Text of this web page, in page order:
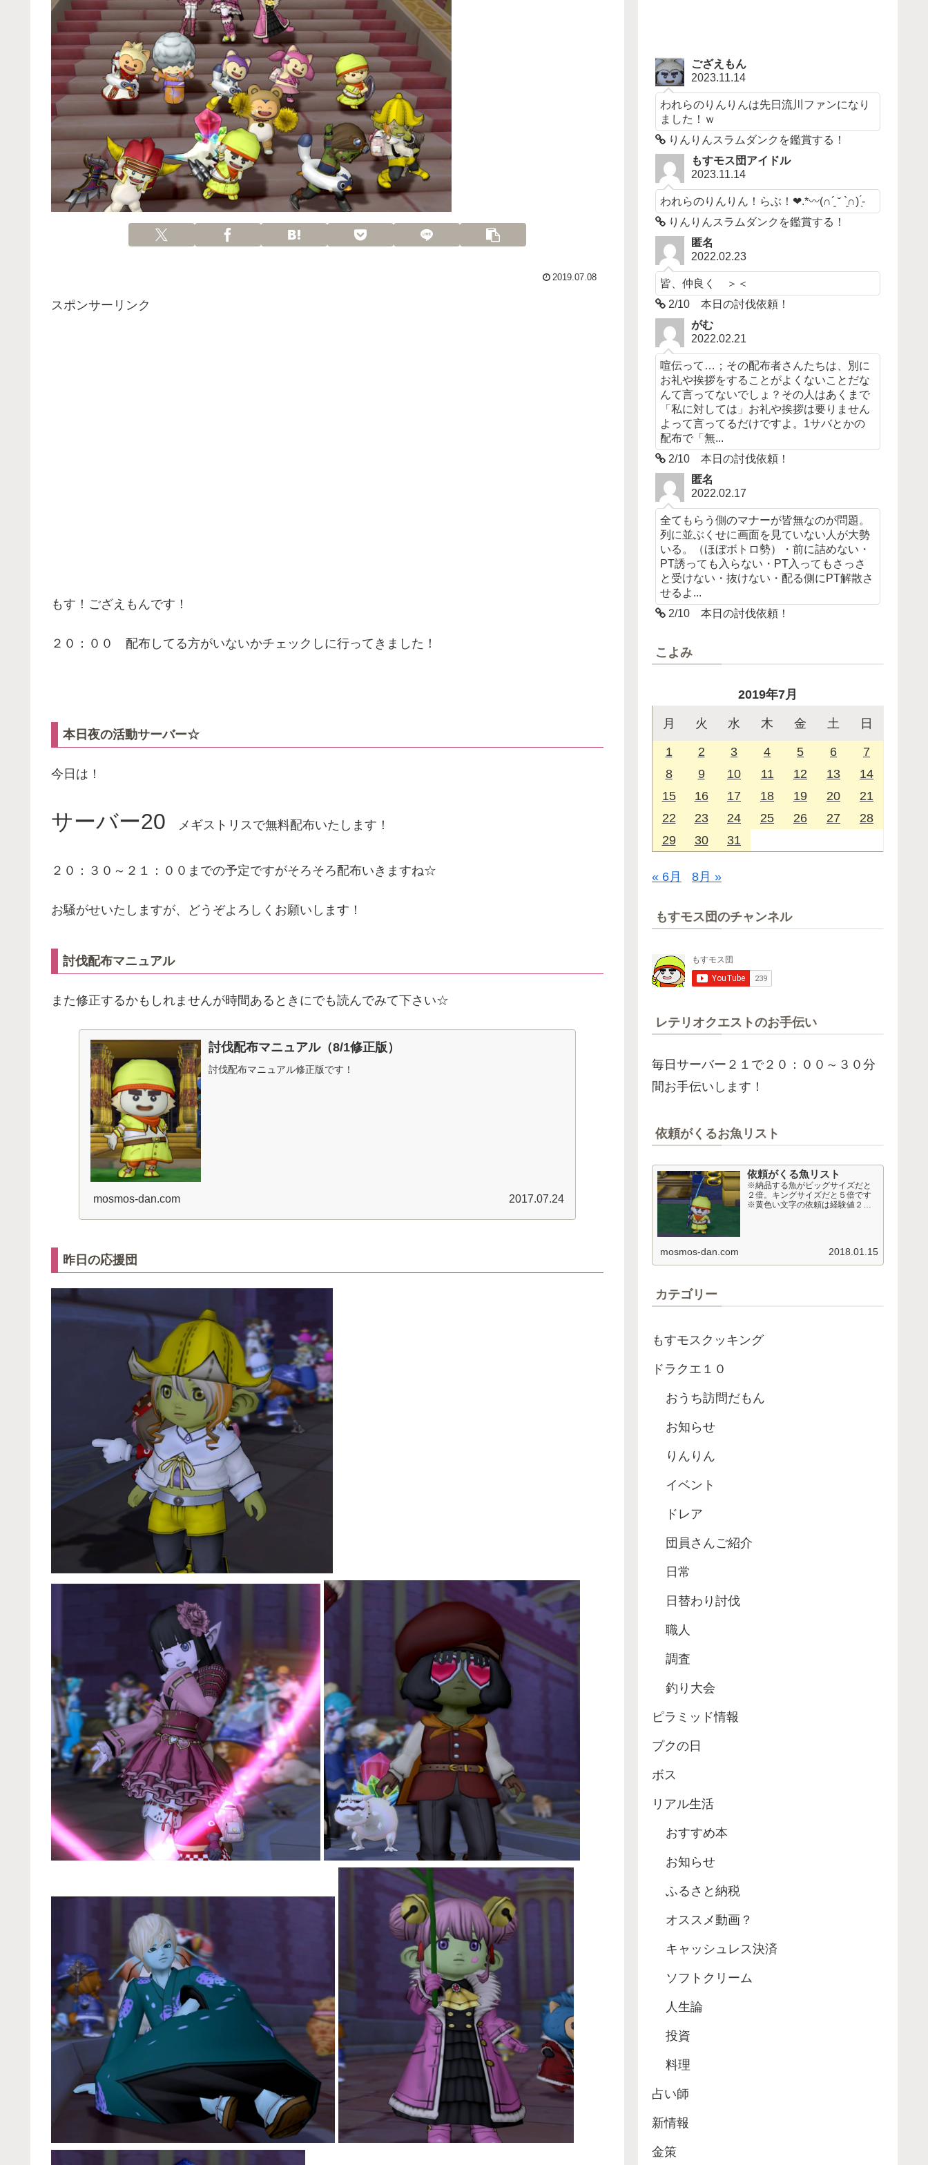
2019.07.08
スポンサーリンク
もす！ござえもんです！
２０：００ 配布してる方がいないかチェックしに行ってきました！
本日夜の活動サーバー☆
今日は！
サーバー20 メギストリスで無料配布いたします！
２０：３０～２１：００までの予定ですがそろそろ配布いきますね☆
お騒がせいたしますが、どうぞよろしくお願いします！
討伐配布マニュアル
また修正するかもしれませんが時間あるときにでも読んでみて下さい☆
討伐配布マニュアル（8/1修正版）
討伐配布マニュアル修正版です！
mosmos-dan.com 2017.07.24
昨日の応援団
ござえもん
2023.11.14
われらのりんりんは先日流川ファンになり
ました！ｗ
りんりんスラムダンクを鑑賞する！
もすモス団アイドル
2023.11.14
われらのりんりん！らぶ！❤︎.*〰︎︎‪(∩´͈ ˘ `͈∩)︎ ̖́-‬
りんりんスラムダンクを鑑賞する！
匿名
2022.02.23
皆、仲良く ＞＜
2/10 本日の討伐依頼！
がむ
2022.02.21
喧伝って…；その配布者さんたちは、別に
お礼や挨拶をすることがよくないことだな
んて言ってないでしょ？その人はあくまで
「私に対しては」お礼や挨拶は要りません
よって言ってるだけですよ。1サバとかの
配布で「無...
2/10 本日の討伐依頼！
匿名
2022.02.17
全てもらう側のマナーが皆無なのが問題。
列に並ぶくせに画面を見ていない人が大勢
いる。（ほぼボトロ勢）・前に詰めない・
PT誘っても入らない・PT入ってもさっさ
と受けない・抜けない・配る側にPT解散さ
せるよ...
2/10 本日の討伐依頼！
こよみ
2019年7月
月 火 水 木 金 土 日
1 2 3 4 5 6
7
8
9 10 11 12 13
14
15
16 17 18 19 20
21
22
23 24 25 26 27
28
29
30 31
« 6月 8月 »
もすモス団のチャンネル
レテリオクエストのお手伝い
毎日サーバー２１で２０：００～３０分
間お手伝いします！
依頼がくるお魚リスト
依頼がくる魚リスト
※納品する魚がビッグサイズだと
２倍。キングサイズだと５倍です
※黄色い文字の依頼は経験値２
mosmos-dan.com 2018.01.15
カテゴリー
もすモスクッキング
ドラクエ１０
おうち訪問だもん
お知らせ
りんりん
イベント
ドレア
団員さんご紹介
日常
日替わり討伐
職人
調査
釣り大会
ピラミッド情報
プクの日
ボス
リアル生活
おすすめ本
お知らせ
ふるさと納税
オススメ動画？
キャッシュレス決済
ソフトクリーム
人生論
投資
料理
占い師
新情報
金策